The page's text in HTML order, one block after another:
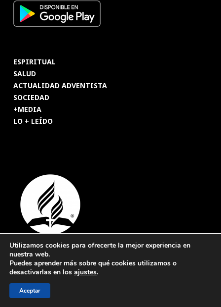
ESPIRITUAL
SALUD
ACTUALIDAD ADVENTISTA
SOCIEDAD
+MEDIA
LO + LEÍDO
© 2026 Revista Adventista de España. UICASDE. Derechos
reservados.
Utilizamos cookies para ofrecerte la mejor experiencia en
nuestra web.
Puedes aprender más sobre qué cookies utilizamos o
desactivarlas en los ajustes.
Aceptar